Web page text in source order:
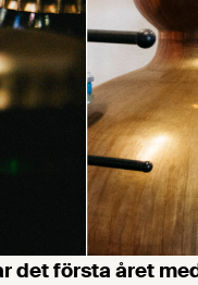
det första året